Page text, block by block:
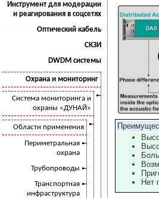
Инструмент для модерации
и реагирования в соцсетях
Оптический кабель
СКЗИ
DWDM системы
Охрана и мониторинг
Система мониторинга и
охраны «ДУНАЙ»
Области применения
Периметральная
охрана
Трубопроводы
Транспортная
инфраструктура
Нет